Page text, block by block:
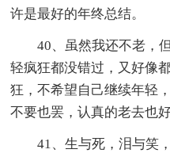
许是最好的年终总结。
40、虽然我还不老，但
轻疯狂都没错过，又好像
狂，不希望自己继续年轻
不要也罢，认真的老去也好
41、生与死，泪与笑，